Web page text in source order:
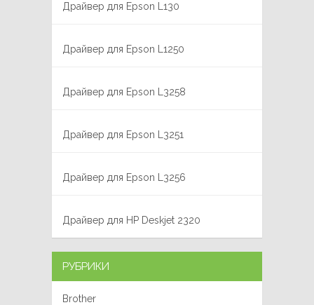
Драйвер для Epson L130
Драйвер для Epson L1250
Драйвер для Epson L3258
Драйвер для Epson L3251
Драйвер для Epson L3256
Драйвер для HP Deskjet 2320
РУБРИКИ
Brother